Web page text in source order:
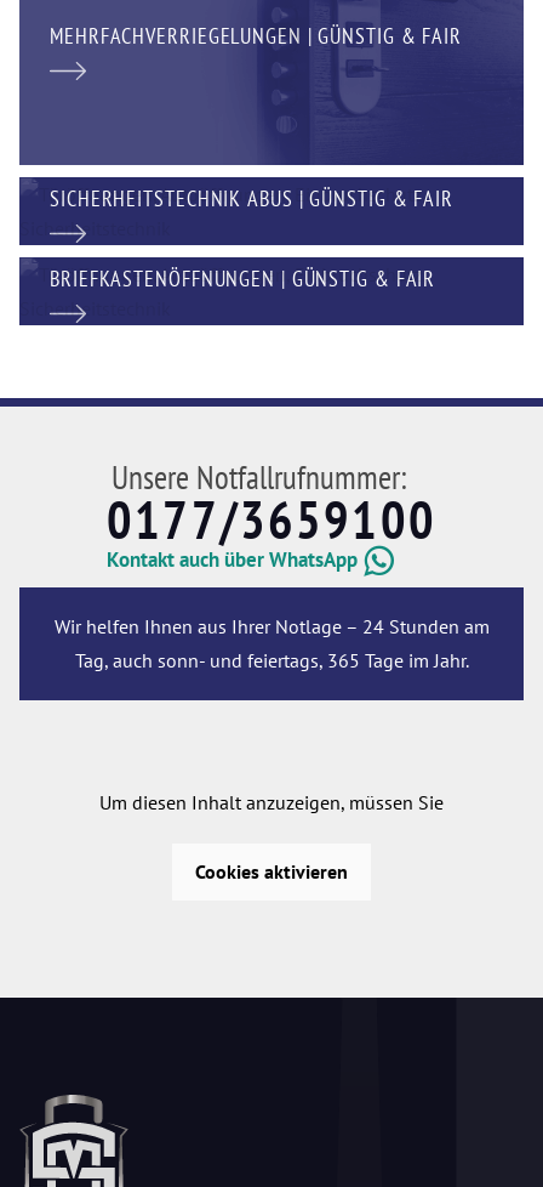
MEHRFACHVERRIEGELUNGEN | GÜNSTIG & FAIR
SICHERHEITSTECHNIK ABUS | GÜNSTIG & FAIR
BRIEFKASTENÖFFNUNGEN | GÜNSTIG & FAIR
Unsere Notfallrufnummer:
0177/3659100
Kontakt auch über WhatsApp
Wir helfen Ihnen aus Ihrer Notlage – 24 Stunden am
Tag, auch sonn- und feiertags, 365 Tage im Jahr.
Um diesen Inhalt anzuzeigen, müssen Sie
Cookies aktivieren